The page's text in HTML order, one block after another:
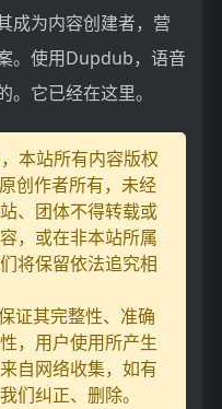
成为内容创建者，营
。使用Dupdub，语音
它已经在这里。
本站所有内容版权
创作者所有，未经
、团体不得转载或
，或在非本站所属
将保留依法追究相
证其完整性、准确
，用户使用所产生
自网络收集，如有
们纠正、删除。